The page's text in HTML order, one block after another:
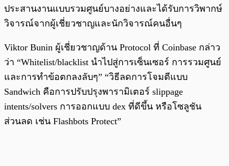
ประสานงานแบบรวมศูนย์บางอย่างและได้รับการวิพากษ์
วิจารณ์จากผู้เชี่ยวชาญและนักวิจารณ์คนอื่นๆ
Viktor Bunin ผู้เชี่ยวชาญด้าน Protocol ที่ Coinbase กล่าว
ว่า “Whitelist/blacklist นำไปสู่การเซ็นเซอร์ การรวมศูนย์
และการทำข้อตกลงลับๆ” “วิธีลดการโจมตีแบบ
Sandwich คือการปรับปรุงพารามิเตอร์ slippage
intents/solvers การออกแบบ dex ที่ดีขึ้น หรือโซลูชัน
ส่วนลด เช่น Flashbots Protect”